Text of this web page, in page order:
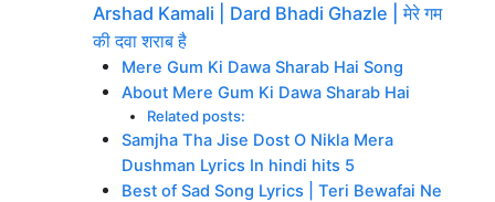
Arshad Kamali | Dard Bhadi Ghazle | मेरे गम
की दवा शराब है
Mere Gum Ki Dawa Sharab Hai Song
About Mere Gum Ki Dawa Sharab Hai
Related posts:
Samjha Tha Jise Dost O Nikla Mera
Dushman Lyrics In hindi hits 5
Best of Sad Song Lyrics | Teri Bewafai Ne